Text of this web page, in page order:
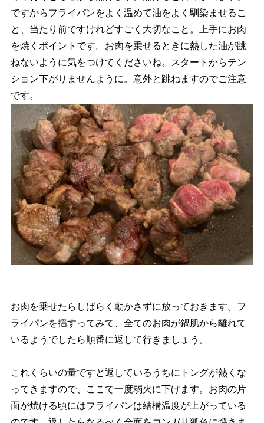
ですからフライパンをよく温めて油をよく馴染ませるこ
と、当たり前ですけれどすごく大切なこと。上手にお肉
を焼くポイントです。お肉を乗せるときに熱した油が跳
ねないように気をつけてくださいね。スタートからテン
ション下がりませんように。意外と跳ねますのでご注意
です。
お肉を乗せたらしばらく動かさずに放っておきます。フ
ライパンを揺すってみて、全てのお肉が鍋肌から離れて
いるようでしたら順番に返して行きましょう。
これくらいの量ですと返しているうちにトングが熱くな
ってきますので、ここで一度弱火に下げます。お肉の片
面が焼ける頃にはフライパンは結構温度が上がっている